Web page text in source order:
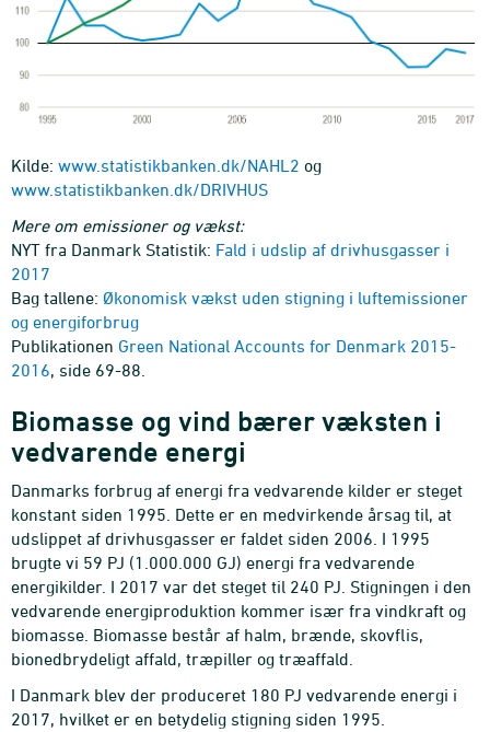
Kilde: www.statistikbanken.dk/NAHL2 og
www.statistikbanken.dk/DRIVHUS
Mere om emissioner og vækst:
NYT fra Danmark Statistik: Fald i udslip af drivhusgasser i
2017
Bag tallene: Økonomisk vækst uden stigning i luftemissioner
og energiforbrug
Publikationen Green National Accounts for Denmark 2015-
2016, side 69-88.
Biomasse og vind bærer væksten i
vedvarende energi
Danmarks forbrug af energi fra vedvarende kilder er steget
konstant siden 1995. Dette er en medvirkende årsag til, at
udslippet af drivhusgasser er faldet siden 2006. I 1995
brugte vi 59 PJ (1.000.000 GJ) energi fra vedvarende
energikilder. I 2017 var det steget til 240 PJ. Stigningen i den
vedvarende energiproduktion kommer især fra vindkraft og
biomasse. Biomasse består af halm, brænde, skovflis,
bionedbrydeligt affald, træpiller og træaffald.
I Danmark blev der produceret 180 PJ vedvarende energi i
2017, hvilket er en betydelig stigning siden 1995.